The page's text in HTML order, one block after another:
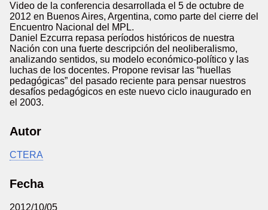
Video de la conferencia desarrollada el 5 de octubre de
2012 en Buenos Aires, Argentina, como parte del cierre del
Encuentro Nacional del MPL.
Daniel Ezcurra repasa períodos históricos de nuestra
Nación con una fuerte descripción del neoliberalismo,
analizando sentidos, su modelo económico-político y las
luchas de los docentes. Propone revisar las “huellas
pedagógicas” del pasado reciente para pensar nuestros
desafíos pedagógicos en este nuevo ciclo inaugurado en
el 2003.
Autor
CTERA
Fecha
2012/10/05